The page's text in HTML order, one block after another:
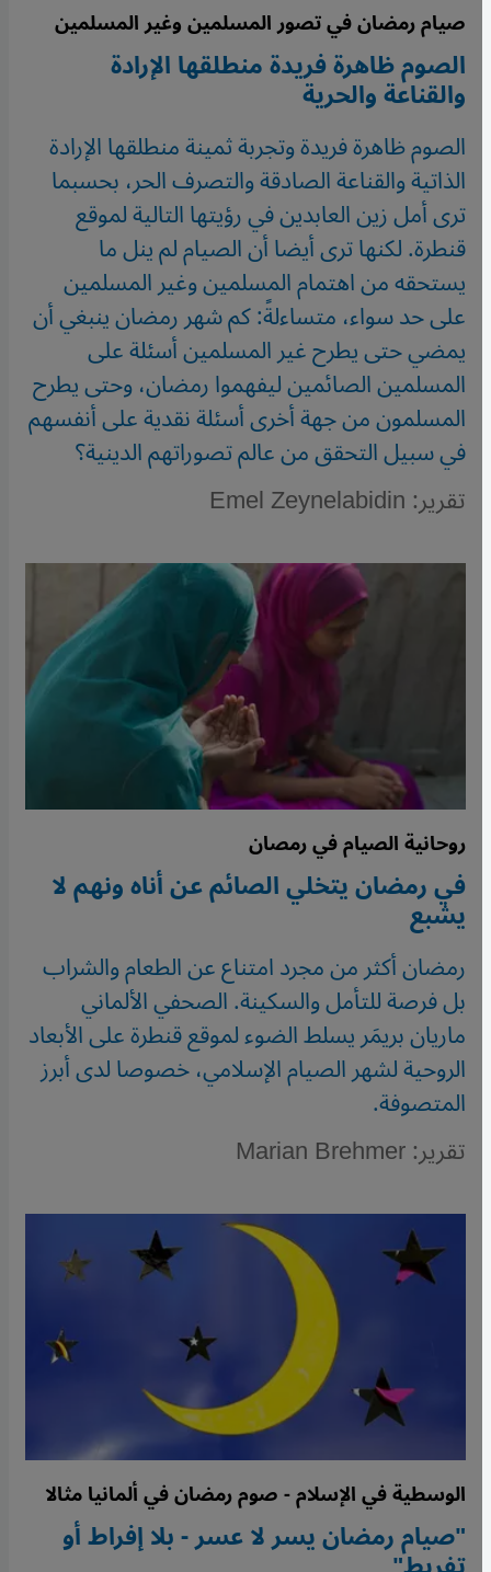
صيام رمضان في تصور المسلمين وغير المسلمين
الصوم ظاهرة فريدة منطلقها الإرادة
والقناعة والحرية
الصوم ظاهرة فريدة وتجربة ثمينة منطلقها الإرادة
الذاتية والقناعة الصادقة والتصرف الحر، بحسبما
ترى أمل زين العابدين في رؤيتها التالية لموقع
قنطرة. لكنها ترى أيضا أن الصيام لم ينل ما
يستحقه من اهتمام المسلمين وغير المسلمين
على حد سواء، متساءلةً: كم شهر رمضان ينبغي أن
يمضي حتى يطرح غير المسلمين أسئلة على
المسلمين الصائمين ليفهموا رمضان، وحتى يطرح
المسلمون من جهة أخرى أسئلة نقدية على أنفسهم
في سبيل التحقق من عالم تصوراتهم الدينية؟
تقرير: Emel Zeynelabidin
روحانية الصيام في رمصان
في رمضان يتخلي الصائم عن أناه ونهم لا
يشبع
رمضان أكثر من مجرد امتناع عن الطعام والشراب
بل فرصة للتأمل والسكينة. الصحفي الألماني
ماريان بريمَر يسلط الضوء لموقع قنطرة على الأبعاد
الروحية لشهر الصيام الإسلامي، خصوصا لدى أبرز
المتصوفة.
تقرير: Marian Brehmer
الوسطية في الإسلام - صوم رمضان في ألمانيا مثالا
"صيام رمضان يسر لا عسر - بلا إفراط أو